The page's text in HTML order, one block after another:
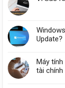
Update?
Máy
tài chính